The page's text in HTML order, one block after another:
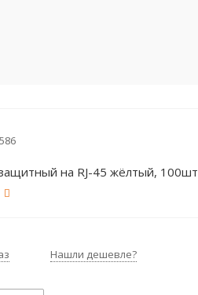
на RJ-45 жёлтый, 100шт
Нашли дешевле?